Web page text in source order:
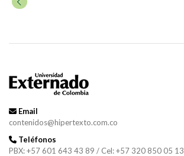
Email
contenidos@hipertexto.com.co
Teléfonos
PBX: +57 601 643 43 89 / Cel: +57 320 850 05 13